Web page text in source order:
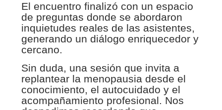
El encuentro finalizó con un espacio
de preguntas donde se abordaron
inquietudes reales de las asistentes,
generando un diálogo enriquecedor y
cercano.
Sin duda, una sesión que invita a
replantear la menopausia desde el
conocimiento, el autocuidado y el
acompañamiento profesional. Nos